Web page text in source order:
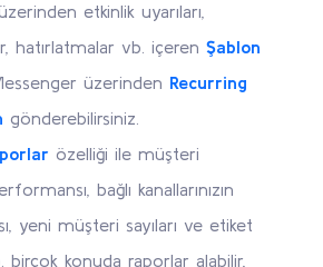
etkinlik uyarıları,
hatırlatmalar vb. içeren Şablon
üzerinden Recurring
gönderebilirsiniz.
özelliği ile müşteri
bağlı kanallarınızın
yeni müşteri sayıları ve etiket
birçok konuda raporlar alabilir,